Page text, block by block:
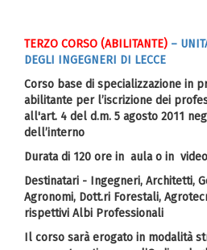
TERZO CORSO (ABILITANTE) –
DEGLI INGEGNERI DI LECCE
Corso base di specializzazione in
abilitante per l’iscrizione dei
all'art. 4 del d.m. 5 agosto 2011
dell’interno
Durata di 120 ore in aula o in
Destinatari - Ingegneri, Architetti,
Agronomi, Dott.ri Forestali,
rispettivi Albi Professionali
Il corso sarà erogato in modalità